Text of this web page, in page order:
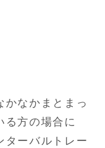
かなかまとまっ
る方の場合に
ターバルトレー